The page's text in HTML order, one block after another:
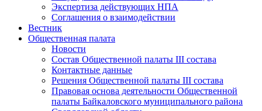
Экспертиза действующих НПА
Соглашения о взаимодействии
Вестник
Общественная палата
Новости
Состав Общественной палаты III состава
Контактные данные
Решения Общественной палаты III состава
Правовая основа деятельности Общественной
палаты Байкаловского муниципального района